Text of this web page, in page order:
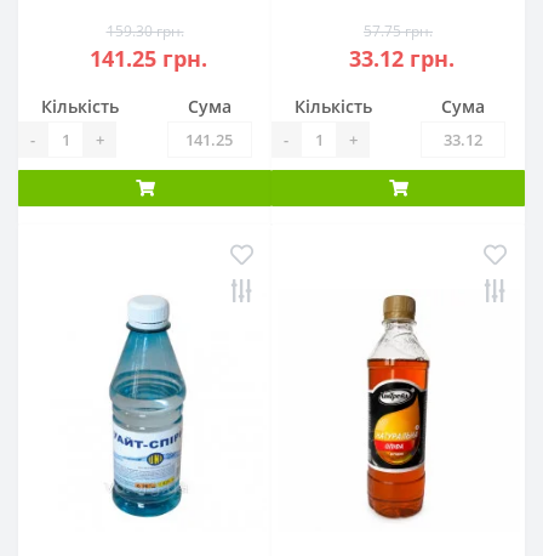
159.30 грн.
141.25 грн.
Кількість
- +
Сума
57.75 грн.
33.12 грн.
Кількість
- +
Сума